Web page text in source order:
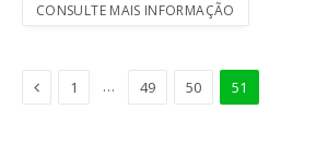
CONSULTE MAIS INFORMAÇÃO
Anterior
1 … 49 50 51